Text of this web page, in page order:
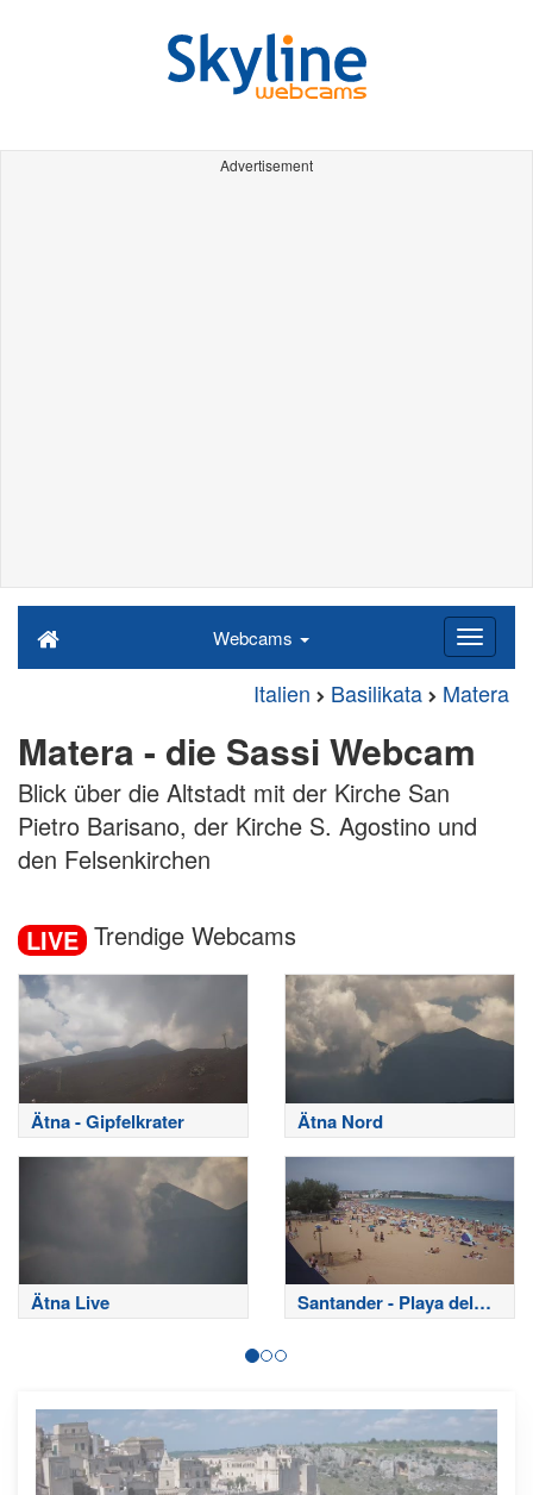
Advertisement
Webcams
Italien Basilikata Matera
Matera - die Sassi Webcam
Blick über die Altstadt mit der Kirche San
Pietro Barisano, der Kirche S. Agostino und
den Felsenkirchen
LIVE Trendige Webcams
Ätna - Gipfelkrater Ätna Nord
Ätna Live
Santander - Playa del
Sardinero